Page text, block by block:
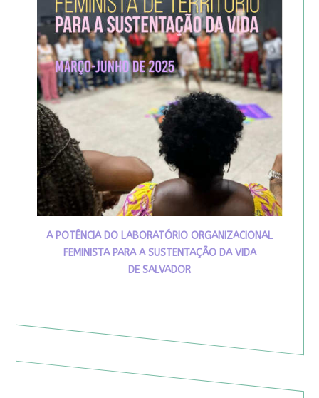
A POTÊNCIA DO LABORATÓRIO ORGANIZACIONAL
FEMINISTA PARA A SUSTENTAÇÃO DA VIDA
DE SALVADOR